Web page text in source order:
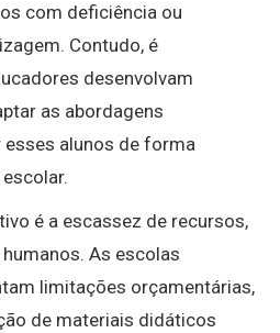
com deficiência ou
Contudo, é
desenvolvam
as abordagens
alunos de forma
é a escassez de recursos,
As escolas
limitações orçamentárias,
de materiais didáticos